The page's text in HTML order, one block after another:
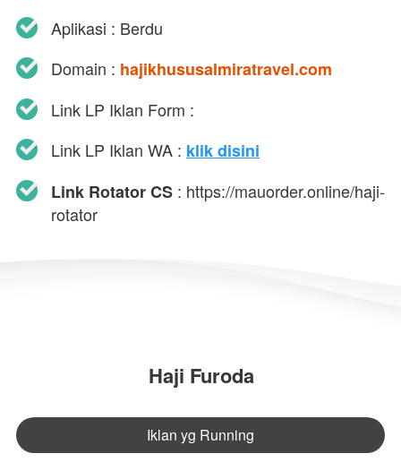
Aplikasi : Berdu
Domain : hajikhususalmiratravel.com
Link LP Iklan Form :
Link LP Iklan WA : klik disini
Link Rotator CS : https://mauorder.online/haji-
rotator
Haji Furoda
`Iklan yg Running